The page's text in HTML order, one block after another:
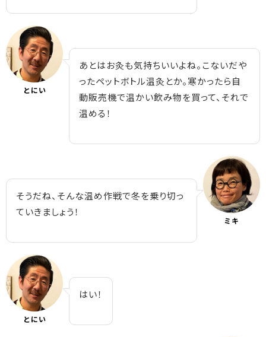
とにい
あとはお灸も気持ちいいよね。こないだや
ったペットボトル温灸とか。寒かったら自
動販売機で温かい飲み物を買って、それで
温める！
そうだね、そんな温め作戦で冬を乗り切っ
ていきましょう！
ミキ
とにい
はい！